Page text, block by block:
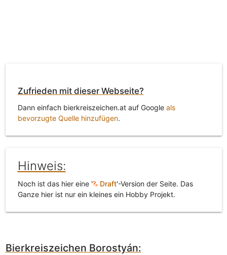
Zufrieden mit dieser Webseite?
Dann einfach bierkreiszeichen.at auf Google als
bevorzugte Quelle hinzufügen.
Hinweis:
Noch ist das hier eine ' Draft'-Version der Seite. Das
Ganze hier ist nur ein kleines ein Hobby Projekt.
Bierkreiszeichen Borostyán: